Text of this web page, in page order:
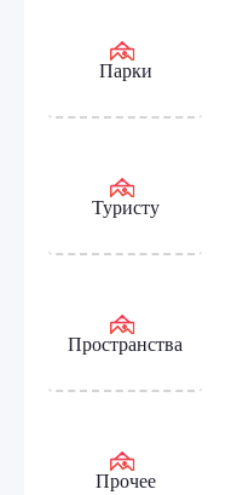
Парки
Туристу
Пространства
Прочее